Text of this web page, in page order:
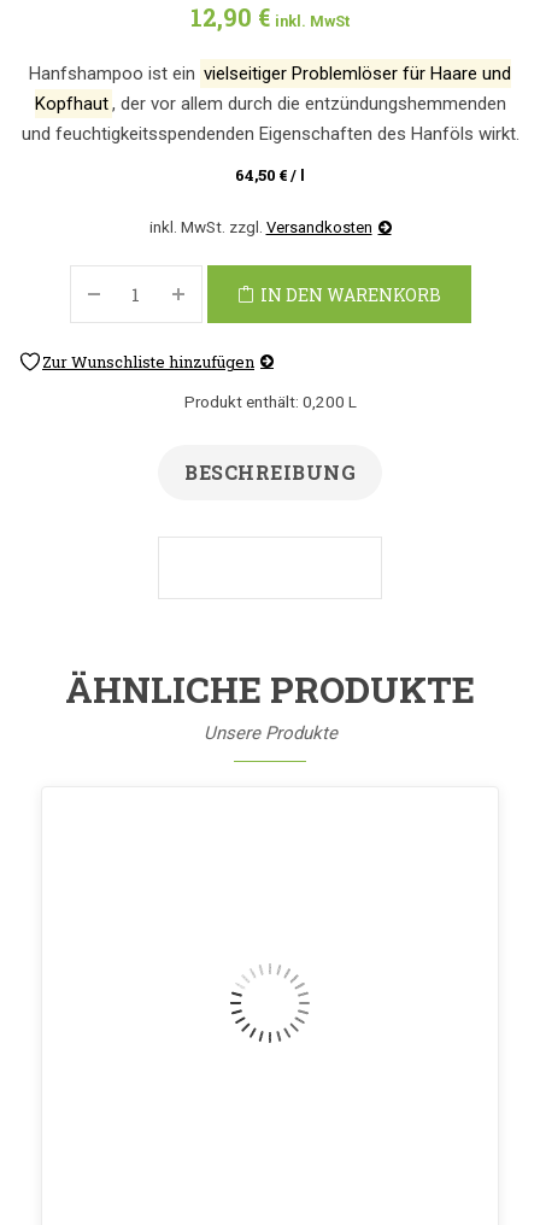
12,90 € inkl. MwSt
Hanfshampoo ist ein vielseitiger Problemlöser für Haare und
Kopfhaut, der vor allem durch die entzündungshemmenden
und feuchtigkeitsspendenden Eigenschaften des Hanföls wirkt.
64,50 € /
inkl. MwSt. zzgl. Versandkosten
IN DEN WARENKORB
Zur Wunschliste hinzufügen
Produkt enthält: 0,200 L
BESCHREIBUNG
ÄHNLICHE PRODUKTE
Unsere Produkte